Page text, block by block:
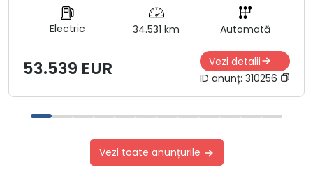
Electric 34.531 km Automată
53.539 EUR
Vezi detalii
ID anunț: 310256
Vezi toate anunțurile